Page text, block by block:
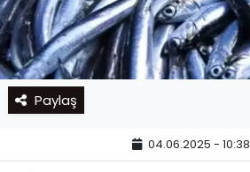
Paylaş
04.06.2025 - 10:38